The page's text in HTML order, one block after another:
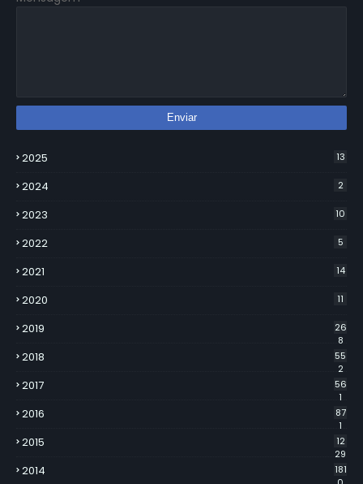
2025 13
2024 2
2023 10
2022 5
2021 14
2020 11
2019
26
8
2018
55
2
2017
56
1
2016
87
1
2015
12
29
2014
181